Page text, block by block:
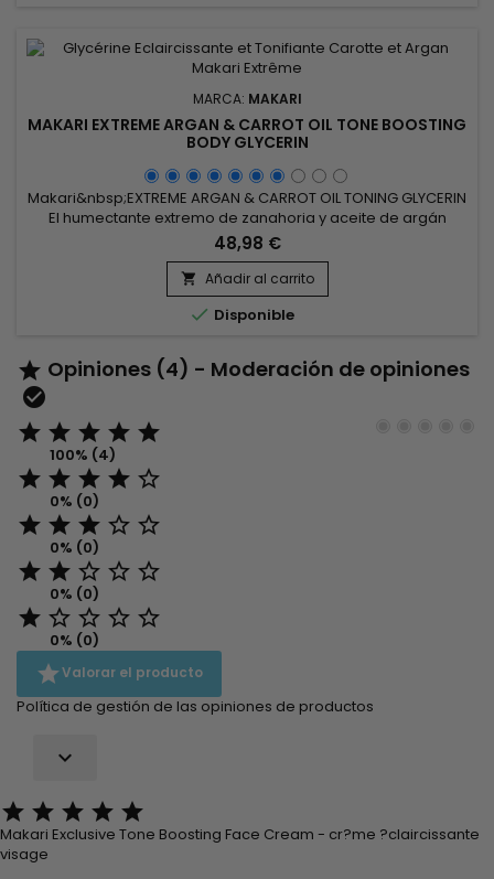
MARCA: MAKARI
MAKARI EXTREME ARGAN & CARROT OIL TONE BOOSTING
BODY GLYCERIN
Makari&nbsp;EXTREME ARGAN & CARROT OIL TONING GLYCERIN
El humectante extremo de zanahoria y aceite de argán
acondiciona, hidrata, suaviza y rejuvenece la apariencia de
la textura de la piel y ayuda a aclarar las estrías, las
imperfecciones y las manchas, revirtiendo los signos de
daño y brindando a la piel un brillo lustroso. ¡Este es un
producto...
48,98 €
 Añadir al carrito
 Disponible
 Opiniones (4) - Moderación de opiniones

    
100% (4)
    
0% (0)
    
0% (0)
    
0% (0)
    
0% (0)
Valorar el producto
Política de gestión de las opiniones de productos

    
Makari Exclusive Tone Boosting Face Cream - cr?me ?claircissante
visage